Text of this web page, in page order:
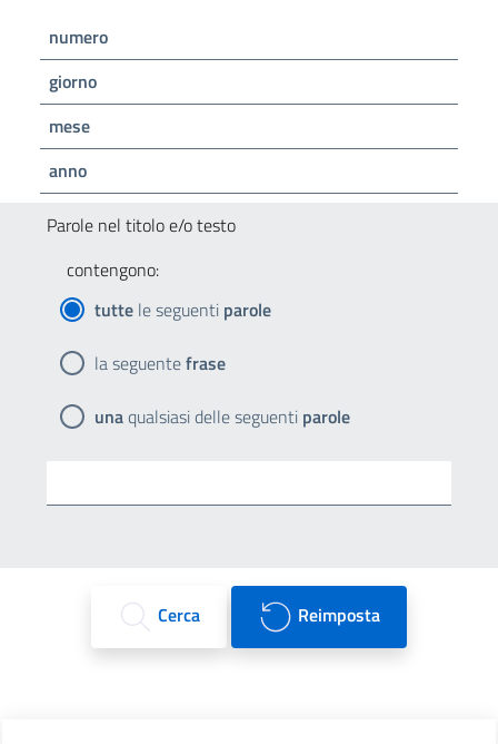
numero
giorno
mese
anno
Parole nel titolo e/o testo
contengono:
tutte le seguenti parole
la seguentefrase
unaqualsiasi delle seguenti parole
Cerca Reimposta